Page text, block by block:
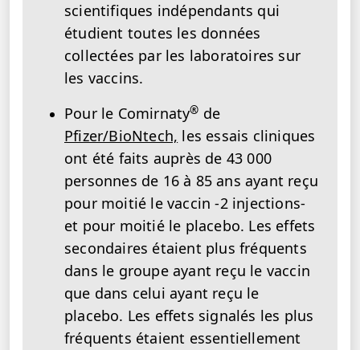
scientifiques indépendants qui
étudient toutes les données
collectées par les laboratoires sur
les vaccins.
Pour le Comirnaty® de
Pfizer/BioNtech, les essais cliniques
ont été faits auprès de 43 000
personnes de 16 à 85 ans ayant reçu
pour moitié le vaccin -2 injections-
et pour moitié le placebo. Les effets
secondaires étaient plus fréquents
dans le groupe ayant reçu le vaccin
que dans celui ayant reçu le
placebo. Les effets signalés les plus
fréquents étaient essentiellement